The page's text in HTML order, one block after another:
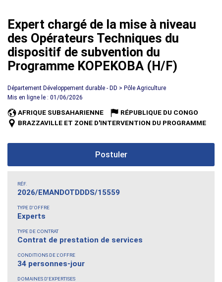
Expert chargé de la mise à niveau
des Opérateurs Techniques du
dispositif de subvention du
Programme KOPEKOBA (H/F)
Département Développement durable - DD > Pôle Agriculture
Mis en ligne le : 01/06/2026
AFRIQUE SUBSAHARIENNE
RÉPUBLIQUE DU CONGO
BRAZZAVILLE ET ZONE D'INTERVENTION DU PROGRAMME
Postuler
RÉF.
2026/EMANDOTDDDS/15559
TYPE D'OFFRE
Experts
TYPE DE CONTRAT
Contrat de prestation de services
CONDITIONS DE L'OFFRE
34 personnes-jour
DOMAINES D'EXPERTISES